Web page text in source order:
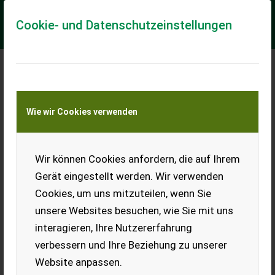
Cookie- und Datenschutzeinstellungen
Wie wir Cookies verwenden
Wir können Cookies anfordern, die auf Ihrem
Gerät eingestellt werden. Wir verwenden
Cookies, um uns mitzuteilen, wenn Sie
unsere Websites besuchen, wie Sie mit uns
interagieren, Ihre Nutzererfahrung
verbessern und Ihre Beziehung zu unserer
Website anpassen.
Meine Transportkostenanfrage
Transport von Land- und Baumaschinen –
KEINE Tiertransporte
Weidezaungerät
Weidezaungerät, war nicht
lange im Einsatz.
EUR 0